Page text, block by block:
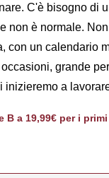
C'è bisogno di
non è normale.
con un calendario
grande
inizieremo a
B a 19,99€ per i